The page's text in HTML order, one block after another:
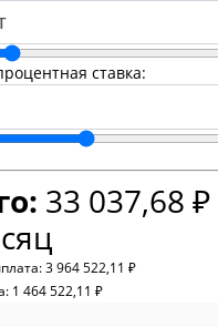
ставка:
33 037,68 ₽
3 964 522,11 ₽
1 464 522,11 ₽